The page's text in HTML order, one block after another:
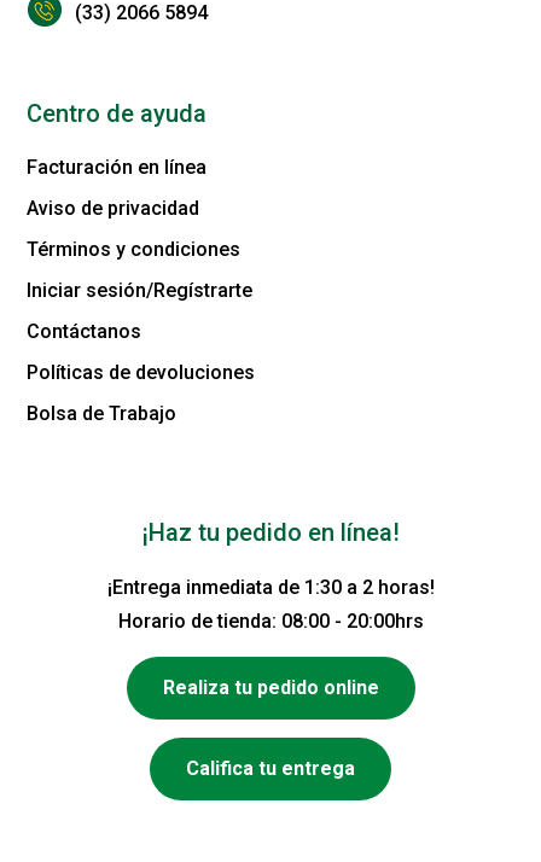
(33) 2066 5894
Centro de ayuda
Facturación en línea
Aviso de privacidad
Términos y condiciones
Iniciar sesión/Regístrarte
Contáctanos
Políticas de devoluciones
Bolsa de Trabajo
¡Haz tu pedido en línea!
¡Entrega inmediata de 1:30 a 2 horas!
Horario de tienda: 08:00 - 20:00hrs
Realiza tu pedido online
Califica tu entrega